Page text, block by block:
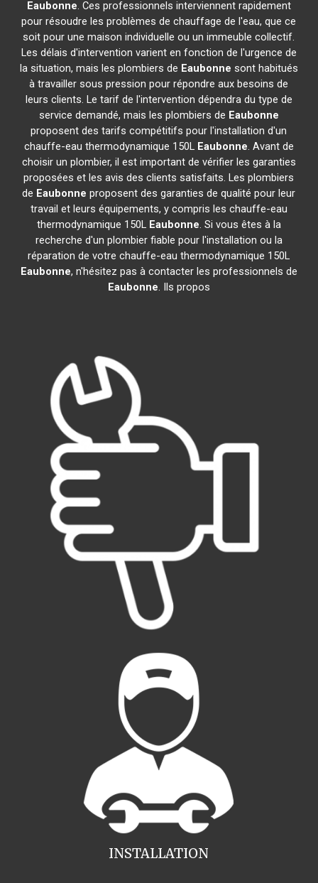
Eaubonne. Ces professionnels interviennent rapidement
pour résoudre les problèmes de chauffage de l'eau, que ce
soit pour une maison individuelle ou un immeuble collectif.
Les délais d'intervention varient en fonction de l'urgence de
la situation, mais les plombiers de Eaubonne sont habitués
à travailler sous pression pour répondre aux besoins de
leurs clients. Le tarif de l'intervention dépendra du type de
service demandé, mais les plombiers de Eaubonne
proposent des tarifs compétitifs pour l'installation d'un
chauffe-eau thermodynamique 150L Eaubonne. Avant de
choisir un plombier, il est important de vérifier les garanties
proposées et les avis des clients satisfaits. Les plombiers
de Eaubonne proposent des garanties de qualité pour leur
travail et leurs équipements, y compris les chauffe-eau
thermodynamique 150L Eaubonne. Si vous êtes à la
recherche d'un plombier fiable pour l'installation ou la
réparation de votre chauffe-eau thermodynamique 150L
Eaubonne, n'hésitez pas à contacter les professionnels de
Eaubonne. Ils propos
INSTALLATION